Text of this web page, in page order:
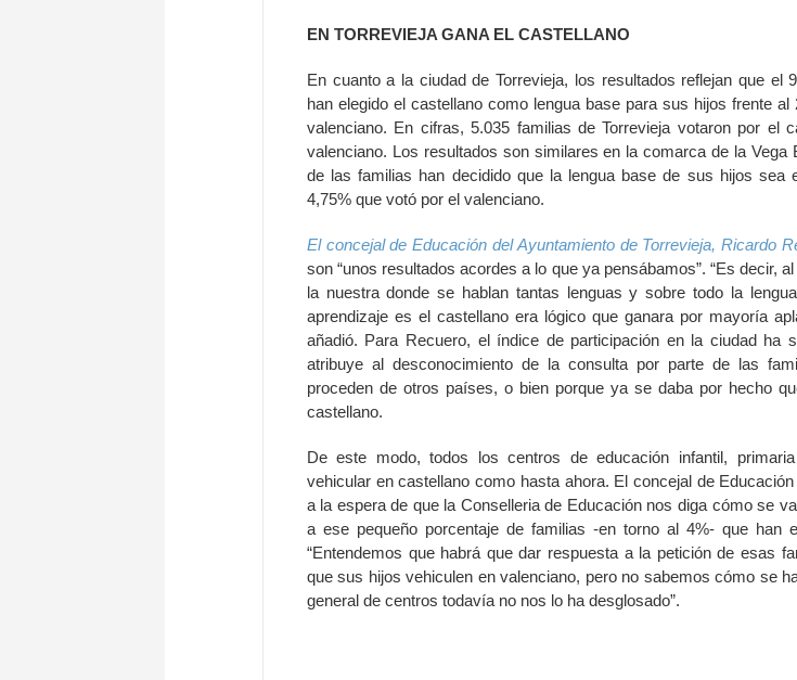
EN TORREVIEJA GANA EL CASTELLANO
En cuanto a la ciudad de Torrevieja, los resultados reflejan que el
han elegido el castellano como lengua base para sus hijos frente
valenciano. En cifras, 5.035 familias de Torrevieja votaron por el
valenciano. Los resultados son similares en la comarca de la Vega
de las familias han decidido que la lengua base de sus hijos sea
4,75% que votó por el valenciano.
El concejal de Educación del Ayuntamiento de Torrevieja, Ricardo
son “unos resultados acordes a lo que ya pensábamos”. “Es decir,
la nuestra donde se hablan tantas lenguas y sobre todo la
aprendizaje es el castellano era lógico que ganara por mayoría
añadió. Para Recuero, el índice de participación en la ciudad ha
atribuye al desconocimiento de la consulta por parte de las
proceden de otros países, o bien porque ya se daba por hecho
castellano.
De este modo, todos los centros de educación infantil,
vehicular en castellano como hasta ahora. El concejal de
a la espera de que la Conselleria de Educación nos diga cómo se
a ese pequeño porcentaje de familias -en torno al 4%- que han
“Entendemos que habrá que dar respuesta a la petición de esas
que sus hijos vehiculen en valenciano, pero no sabemos cómo se
general de centros todavía no nos lo ha desglosado”.